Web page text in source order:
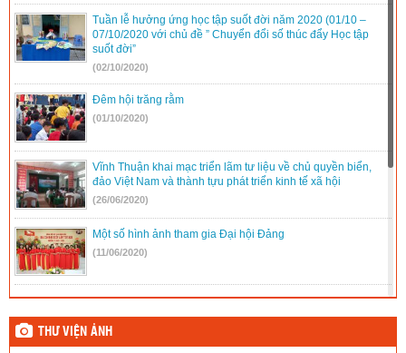
Tuần lễ hưởng ứng học tập suốt đời năm 2020 (01/10 –
07/10/2020 với chủ đề ” Chuyển đổi số thúc đẩy Học tập
suốt đời”
(02/10/2020)
Đêm hội trăng rằm
(01/10/2020)
Vĩnh Thuận khai mạc triển lãm tư liệu về chủ quyền biển,
đảo Việt Nam và thành tựu phát triển kinh tế xã hội
(26/06/2020)
Một số hình ảnh tham gia Đại hội Đảng
(11/06/2020)
Tham gia Đại hội Đảng bộ xã
(11/06/2020)
THƯ VIỆN ẢNH